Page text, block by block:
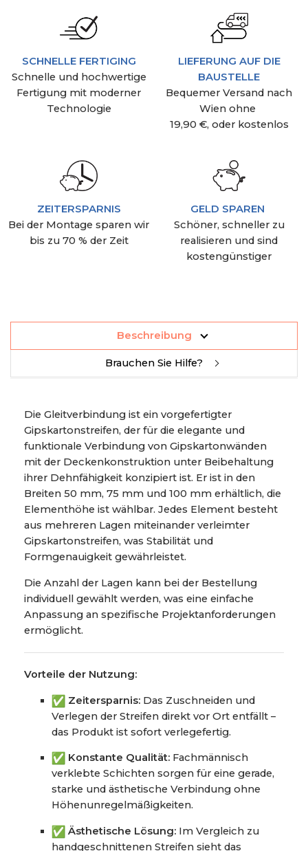
SCHNELLE FERTIGING
Schnelle und hochwertige
Fertigung mit moderner
Technologie
LIEFERUNG AUF DIE
BAUSTELLE
Bequemer Versand nach
Wien ohne
19,90 €, oder kostenlos
ZEITERSPARNIS
Bei der Montage sparen wir
bis zu 70 % der Zeit
GELD SPAREN
Schöner, schneller zu
realisieren und sind
kostengünstiger
Beschreibung
Brauchen Sie Hilfe?
Die Gleitverbindung ist ein vorgefertigter
Gipskartonstreifen, der für die elegante und
funktionale Verbindung von Gipskartonwänden
mit der Deckenkonstruktion unter Beibehaltung
ihrer Dehnfähigkeit konzipiert ist. Er ist in den
Breiten 50 mm, 75 mm und 100 mm erhältlich, die
Elementhöhe ist wählbar. Jedes Element besteht
aus mehreren Lagen miteinander verleimter
Gipskartonstreifen, was Stabilität und
Formgenauigkeit gewährleistet.
Die Anzahl der Lagen kann bei der Bestellung
individuell gewählt werden, was eine einfache
Anpassung an spezifische Projektanforderungen
ermöglicht.
Vorteile der Nutzung:
Zeitersparnis:Das Zuschneiden und
Verlegen der Streifen direkt vor Ort entfällt –
das Produkt ist sofort verlegefertig.
Konstante Qualität:Fachmännisch
verklebte Schichten sorgen für eine gerade,
starke und ästhetische Verbindung ohne
Höhenunregelmäßigkeiten.
Ästhetische Lösung:Im Vergleich zu
handgeschnittenen Streifen sieht das